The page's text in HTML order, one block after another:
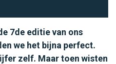
7de editie van ons
we het bijna perfect.
zelf. Maar toen wisten